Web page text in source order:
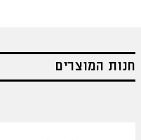
חנות המוצרים